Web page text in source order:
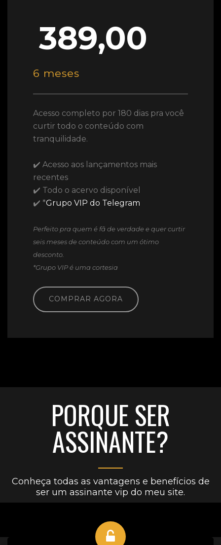
389,00
6 meses
Acesso completo por 180 dias pra você
curtir todo o conteúdo com
tranquilidade.
✔️ Acesso aos lançamentos mais
recentes
✔️ Todo o acervo disponível
✔️ *Grupo VIP do Telegram
Perfeito pra quem é fã de verdade e quer curtir
seis meses de conteúdo com um ótimo
desconto.
*Grupo VIP é uma cortesia
COMPRAR AGORA
PORQUE SER
ASSINANTE?
Conheça todas as vantagens e benefícios de
ser um assinante vip do meu site.